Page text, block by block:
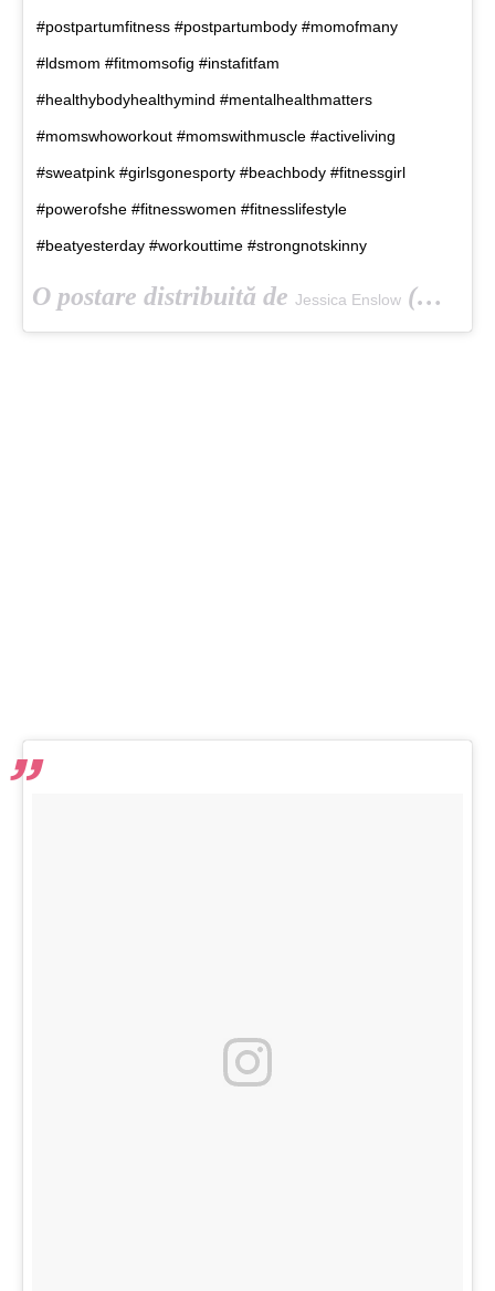
#postpartumfitness #postpartumbody #momofmany
#ldsmom #fitmomsofig #instafitfam
#healthybodyhealthymind #mentalhealthmatters
#momswhoworkout #momswithmuscle #activeliving
#sweatpink #girlsgonesporty #beachbody #fitnessgirl
#powerofshe #fitnesswomen #fitnesslifestyle
#beatyesterday #workouttime #strongnotskinny
O postare distribuită de Jessica Enslow (@jessicaenslow) pe